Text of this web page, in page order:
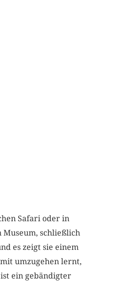
Safari oder in
schließlich
es zeigt sie einem
umzugehen lernt,
ein gebändigter